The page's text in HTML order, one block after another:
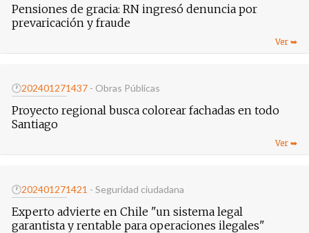
Pensiones de gracia: RN ingresó denuncia por
prevaricación y fraude
🕐202401271437 - Obras Públicas
Proyecto regional busca colorear fachadas en todo
Santiago
🕐202401271421 - Seguridad ciudadana
Experto advierte en Chile "un sistema legal
garantista y rentable para operaciones ilegales"